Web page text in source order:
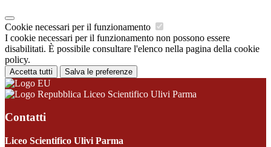
Cookie necessari per il funzionamento
I cookie necessari per il funzionamento non possono essere
disabilitati. È possibile consultare l'elenco nella pagina della cookie
policy.
Accetta tutti Salva le preferenze
Liceo Scientifico Ulivi Parma
Contatti
Liceo Scientifico Ulivi Parma